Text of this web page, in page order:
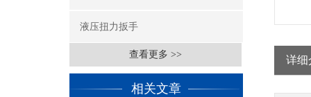
液压扭力扳手
查看更多 >>
相关文章
详细